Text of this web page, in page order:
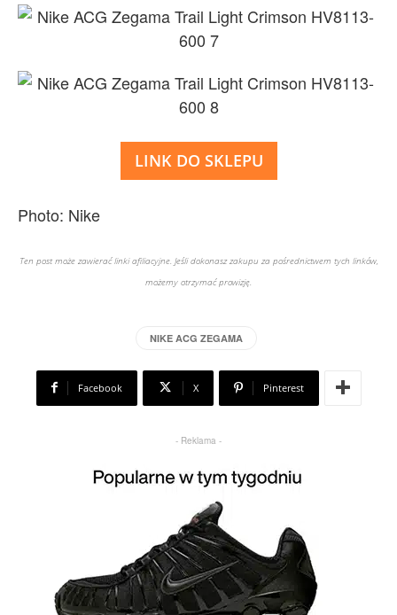
LINK DO SKLEPU
Photo: Nike
Ten post może zawierać linki afiliacyjne. Jeśli dokonasz zakupu za pośrednictwem tych linków,
możemy otrzymać prowizję.
NIKE ACG ZEGAMA
Facebook X Pinterest
- Reklama -